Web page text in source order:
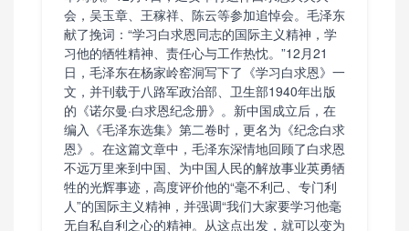
会，吴玉章、王稼祥、陈云等参加追悼会。毛泽东
献了挽词：“学习白求恩同志的国际主义精神，学
习他的牺牲精神、责任心与工作热忱。”12月21
日，毛泽东在杨家岭窑洞写下了《学习白求恩》一
文，并刊载于八路军政治部、卫生部1940年出版
的《诺尔曼·白求恩纪念册》。新中国成立后，在
编入《毛泽东选集》第二卷时，更名为《纪念白求
恩》。在这篇文章中，毛泽东深情地回顾了白求恩
不远万里来到中国、为中国人民的解放事业英勇牺
牲的光辉事迹，高度评价他的“毫不利己、专门利
人”的国际主义精神，并强调“我们大家要学习他毫
无自私自利之心的精神。从这点出发，就可以变为